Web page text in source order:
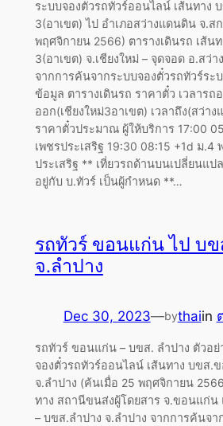
ระบบจองตั๋วรถทัวร์ออนไลน์ เส้นทาง
3(อาเขต) ไป อำเภอสว่างแดนดิน จ.ส
พฤศจิกายน 2566) ตารางเดินรถ เส้น
3(อาเขต) จ.เชียงใหม่ – จุดจอด อ.สว่
จากการค้นจากระบบจองตั๋วรถทัวร์ระ
ข้อมูล ตารางเดินรถ ราคาตั๋ว เวลารถ
ออก(เชียงใหม่3อาเขต) เวลาถึง(สว่า
ราคาตั๋วประมาณ ผู้ให้บริการ 17:00
เพชรประเสริฐ 19:30 08:15 +1d ม.4
ประเสริฐ ** เที่ยวรถด้านบนเปลี่ยนแป
อยู่กับ บ.ทัวร์ เป็นผู้กำหนด **…
รถทัวร์ ขอนแก่น ไป บข
จ.ลำปาง
Dec 30, 2023—bythaiin
รถทัวร์ ขอนแก่น – บขส. ลำปาง ตัวอย่
จองตั๋วรถทัวร์ออนไลน์ เส้นทาง บขส.
จ.ลำปาง (ค้นเมื่อ 25 พฤศจิกายน
ทาง สถานีขนส่งผู้โดยสาร จ.ขอนแก่
– บขส.ลำปาง จ.ลำปาง จากการค้นจา